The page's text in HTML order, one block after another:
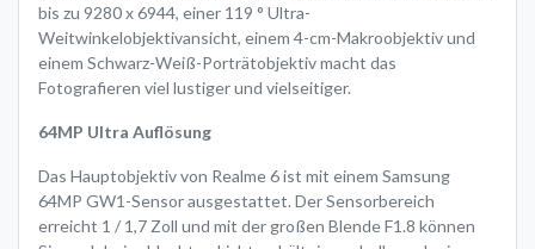
bis zu 9280 x 6944, einer 119 ° Ultra-
Weitwinkelobjektivansicht, einem 4-cm-Makroobjektiv und
einem Schwarz-Weiß-Porträtobjektiv macht das
Fotografieren viel lustiger und vielseitiger.
64MP Ultra Auflösung
Das Hauptobjektiv von Realme 6 ist mit einem Samsung
64MP GW1-Sensor ausgestattet. Der Sensorbereich
erreicht 1 / 1,7 Zoll und mit der großen Blende F1.8 können